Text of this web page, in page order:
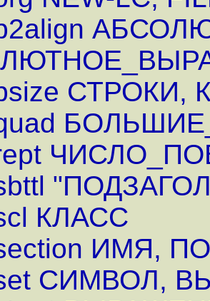
СТРОКИ,
КЛАСС
ИМЯ,
СИМВОЛ,